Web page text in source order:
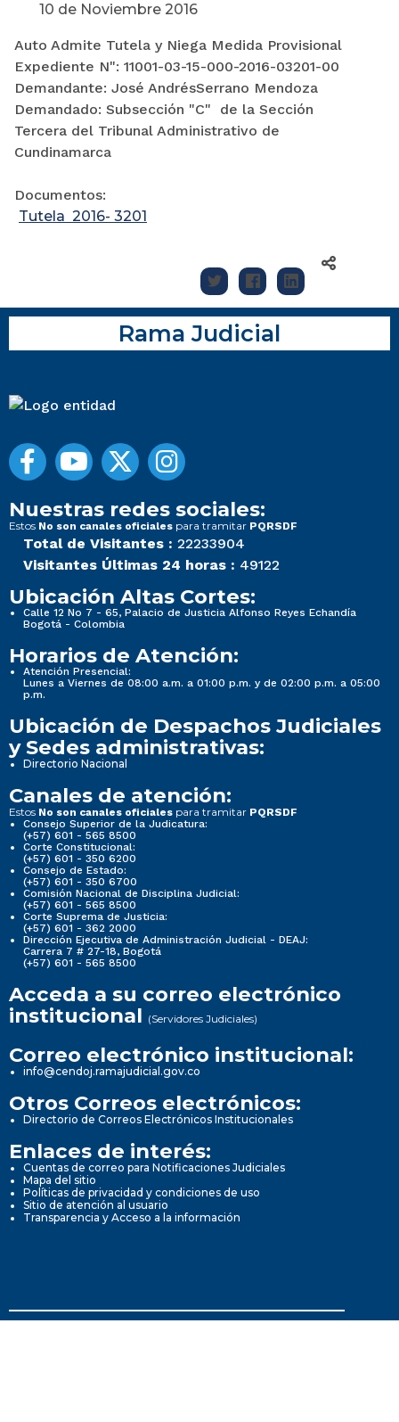
10 de Noviembre 2016
Auto Admite Tutela y Niega Medida Provisional
Expediente N": 11001-03-15-000-2016-03201-00
Demandante: José AndrésSerrano Mendoza
Demandado: Subsección "C" de la Sección
Tercera del Tribunal Administrativo de
Cundinamarca
Documentos:
Tutela 2016- 3201
Rama Judicial
Nuestras redes sociales:
Estos No son canales oficiales para tramitar PQRSDF
Total de Visitantes : 22233904
Visitantes Últimas 24 horas : 49122
Ubicación Altas Cortes:
Calle 12 No 7 - 65, Palacio de Justicia Alfonso Reyes Echandía
Bogotá - Colombia
Horarios de Atención:
Atención Presencial:
Lunes a Viernes de 08:00 a.m. a 01:00 p.m. y de 02:00 p.m. a 05:00
p.m.
Ubicación de Despachos Judiciales
y Sedes administrativas:
Directorio Nacional
Canales de atención:
Estos No son canales oficiales para tramitar PQRSDF
Consejo Superior de la Judicatura:
(+57) 601 - 565 8500
Corte Constitucional:
(+57) 601 - 350 6200
Consejo de Estado:
(+57) 601 - 350 6700
Comisión Nacional de Disciplina Judicial:
(+57) 601 - 565 8500
Corte Suprema de Justicia:
(+57) 601 - 362 2000
Dirección Ejecutiva de Administración Judicial - DEAJ:
Carrera 7 # 27-18, Bogotá
(+57) 601 - 565 8500
Acceda a su correo electrónico
institucional (Servidores Judiciales)
Correo electrónico institucional:
info@cendoj.ramajudicial.gov.co
Otros Correos electrónicos:
Directorio de Correos Electrónicos Institucionales
Enlaces de interés:
Cuentas de correo para Notificaciones Judiciales
Mapa del sitio
Políticas de privacidad y condiciones de uso
Sitio de atención al usuario
Transparencia y Acceso a la información